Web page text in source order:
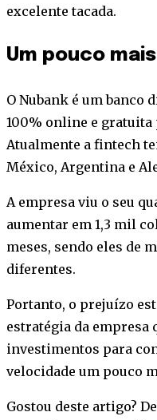
excelente tacada.
Um pouco
O Nubank é um banco
100% online e gratuita
Atualmente a fintech
México, Argentina e
A empresa viu o seu
aumentar em 1,3 mil
meses, sendo eles de
diferentes.
Portanto, o prejuízo
estratégia da empresa
investimentos para
velocidade um pouco
Gostou deste artigo?